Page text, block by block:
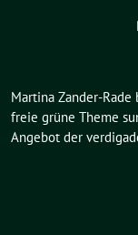
Martina Zander-Rade
freie grüne Theme
Angebot der